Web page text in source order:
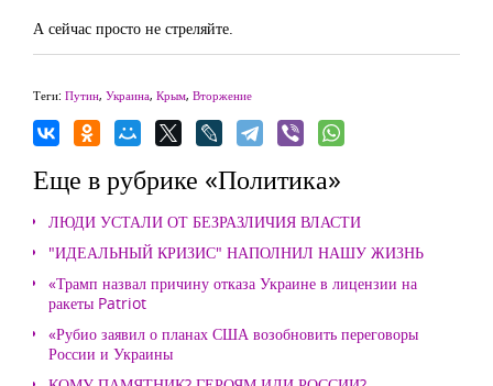
А сейчас просто не стреляйте.
Теги: Путин, Украина, Крым, Вторжение
Еще в рубрике «Политика»
ЛЮДИ УСТАЛИ ОТ БЕЗРАЗЛИЧИЯ ВЛАСТИ
"ИДЕАЛЬНЫЙ КРИЗИС" НАПОЛНИЛ НАШУ ЖИЗНЬ
«Трамп назвал причину отказа Украине в лицензии на
ракеты Patriot
«Рубио заявил о планах США возобновить переговоры
России и Украины